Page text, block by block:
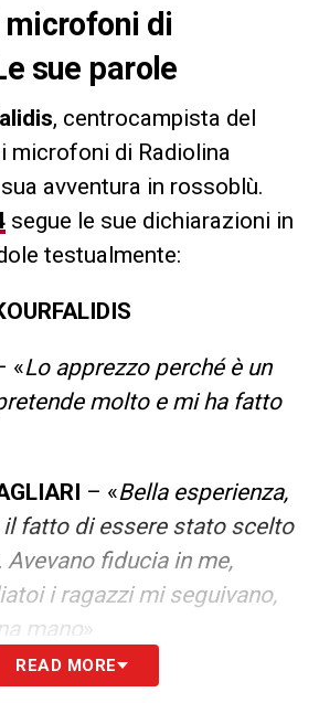
di
sue parole
, centrocampista del
microfoni di Radiolina
avventura in rossoblù.
segue le sue dichiarazioni in
testualmente:
«Lo apprezzo perché è un
molto e mi ha fatto
– «Bella esperienza,
fatto di essere stato scelto
fiducia in me,
i ragazzi mi seguivano,
mano»
dare sempre il
READ MORE